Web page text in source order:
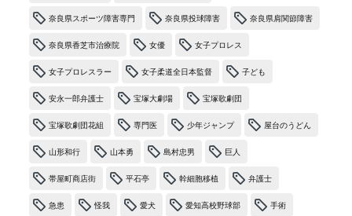
奈良県スポーツ障害専門 奈良県投球障害 奈良県肩関節障害
奈良県香芝市治療院 女優 女子プロレス
女子プロレスラー 女子柔道全日本監督 子ども
安永一郎弁護士 宝塚大劇場 宝塚歌劇団
宝塚歌劇団花組 専門医 少年ジャンプ 屋台のうどん
山形和行 山本勇 島村忠男 巨人
帯屋町商店街 平石亭 幹細胞移植 弁護士
急患 怪我 愛犬 愛知高校野球部 手術